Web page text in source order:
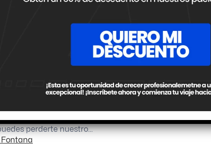
la fuerza de adherencia desarrollada por el vehículo,
el nivel de agarre disponibley, actuando
de frenado efectivo en el que la presión ejercida sobre
para provocar el bloqueo absoluto de alguna de las
perderte nuestro…